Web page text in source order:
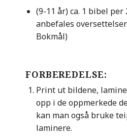
(9-11 år) ca. 1 bibel per
anbefales
Bokmål)
FORBEREDELSE:
Print ut bildene,
opp i de oppmerkede
kan man også bruke
laminere.